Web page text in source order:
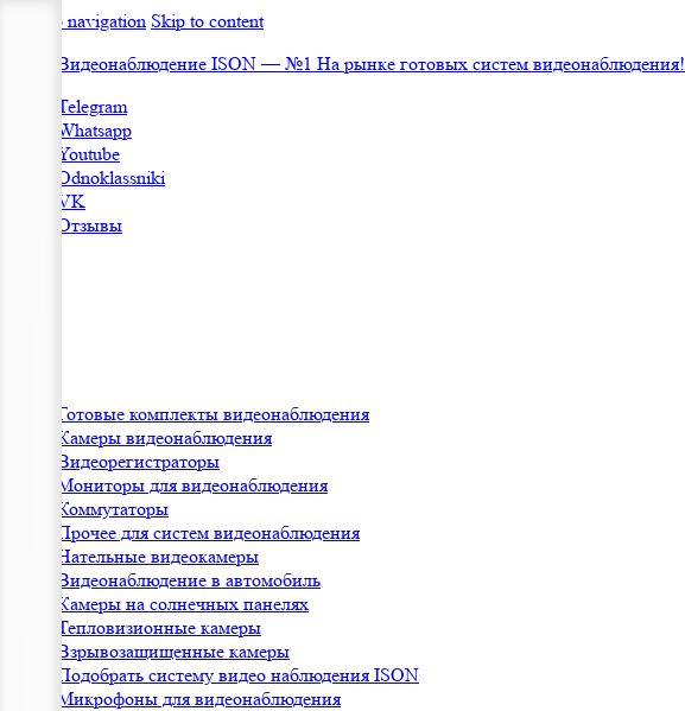
Skip to navigation Skip to content
Видеонаблюдение ISON — №1 На рынке готовых систем видеонаблюдения!
Telegram
Whatsapp
Youtube
Odnoklassniki
VK
Отзывы
Готовые комплекты видеонаблюдения
Камеры видеонаблюдения
Видеорегистраторы
Мониторы для видеонаблюдения
Коммутаторы
Прочее для систем видеонаблюдения
Нательные видеокамеры
Видеонаблюдение в автомобиль
Камеры на солнечных панелях
Тепловизионные камеры
Взрывозащищенные камеры
Подобрать систему видео наблюдения ISON
Микрофоны для видеонаблюдения